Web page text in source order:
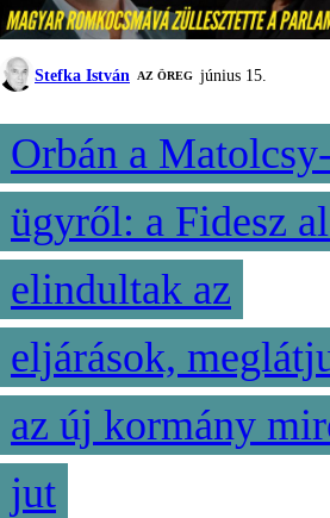
Stefka István AZ ÖREG június 15.
Orbán a
ügyről: a Fidesz
elindultak az
eljárások,
az új kormány
jut